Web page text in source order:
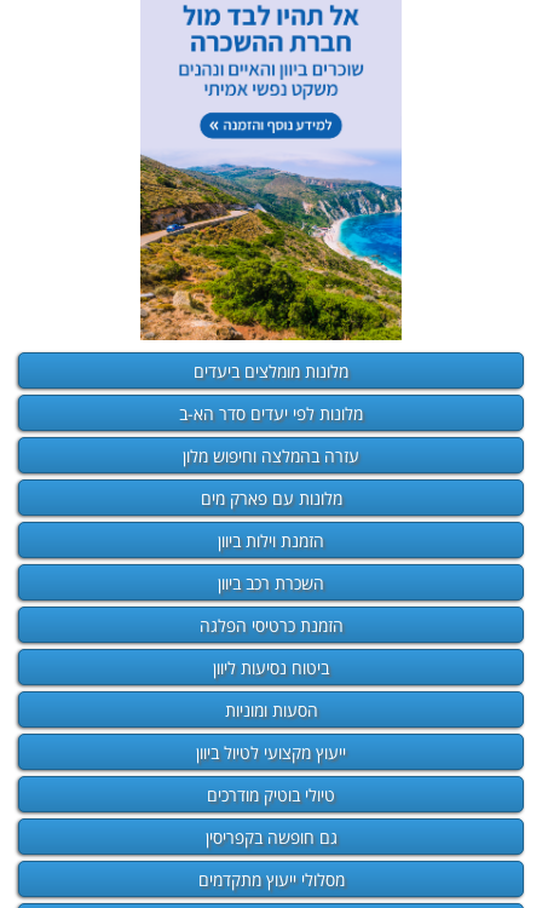
מלונות מומלצים ביעדים
מלונות לפי יעדים סדר הא-ב
עזרה בהמלצה וחיפוש מלון
מלונות עם פארק מים
הזמנת וילות ביוון
השכרת רכב ביוון
הזמנת כרטיסי הפלגה
ביטוח נסיעות ליוון
הסעות ומוניות
ייעוץ מקצועי לטיול ביוון
טיולי בוטיק מודרכים
גם חופשה בקפריסין
מסלולי ייעוץ מתקדמים